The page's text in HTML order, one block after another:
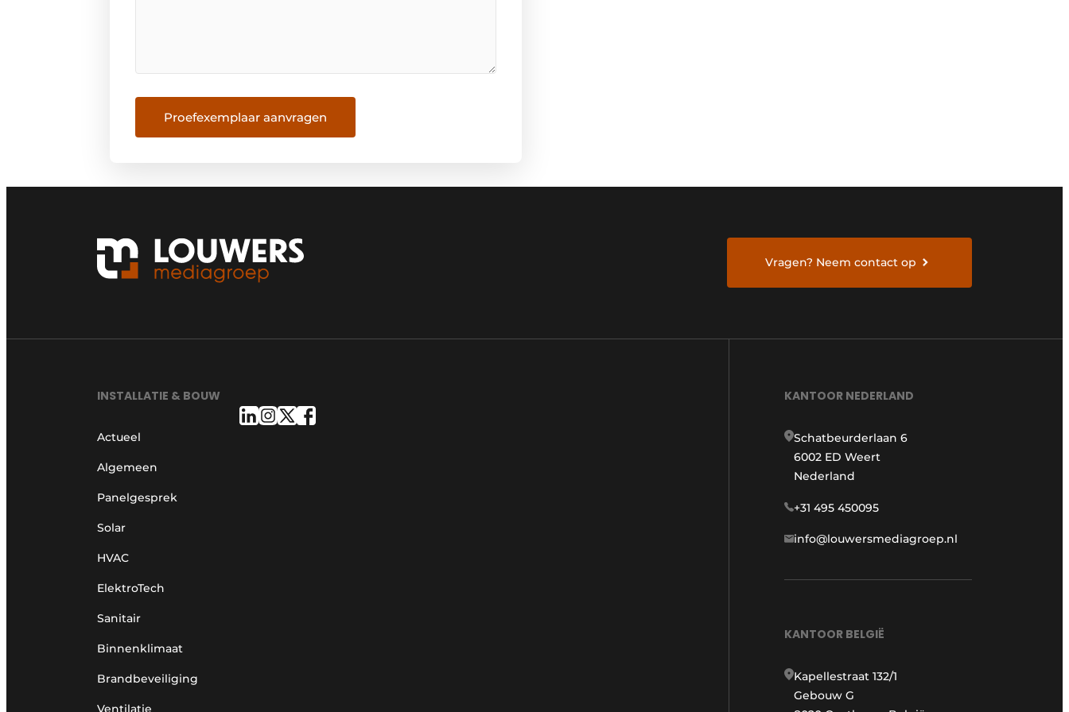
Vragen? Neem contact op
INSTALLATIE & BOUW
Actueel
Algemeen
Panelgesprek
Solar
HVAC
ElektroTech
Sanitair
Binnenklimaat
Brandbeveiliging
KANTOOR NEDERLAND
Schatbeurderlaan 6
6002 ED Weert
Nederland
+31 495 450095
info@louwersmediagroep.nl
KANTOOR BELGIË
Kapellestraat 132/1
Gebouw G